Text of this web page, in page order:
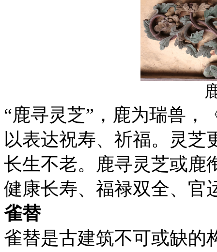
“鹿寻灵芝”，鹿为瑞兽，
以表达祝寿、祈福。灵芝
长生不老。鹿寻灵芝或鹿
健康长寿、福禄双全、官
雀替
雀替是古建筑不可或缺的